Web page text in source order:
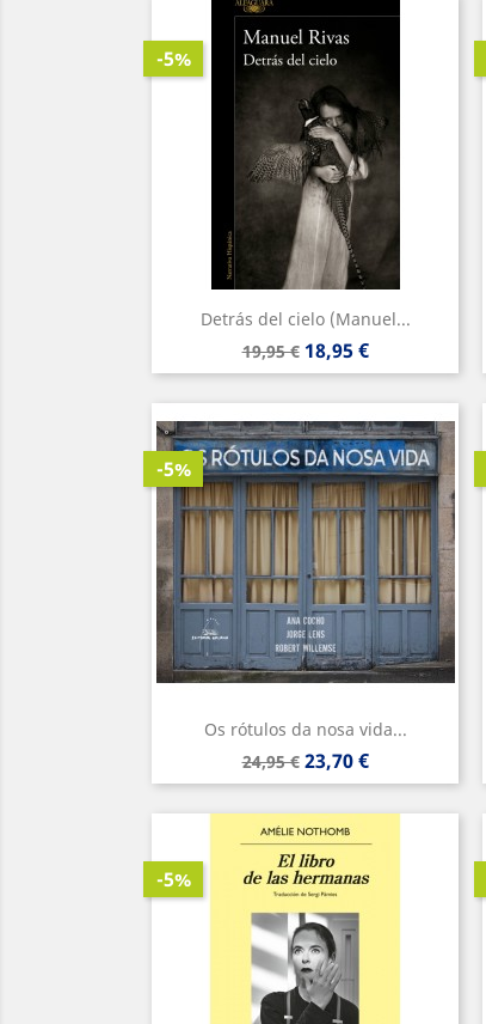
Detrás del cielo (Manuel...
Precio
base
19,95 €
-5%
Precio
18,95 €
Os rótulos da nosa vida...
Precio
base
24,95 €
-5%
Precio
23,70 €
-5%